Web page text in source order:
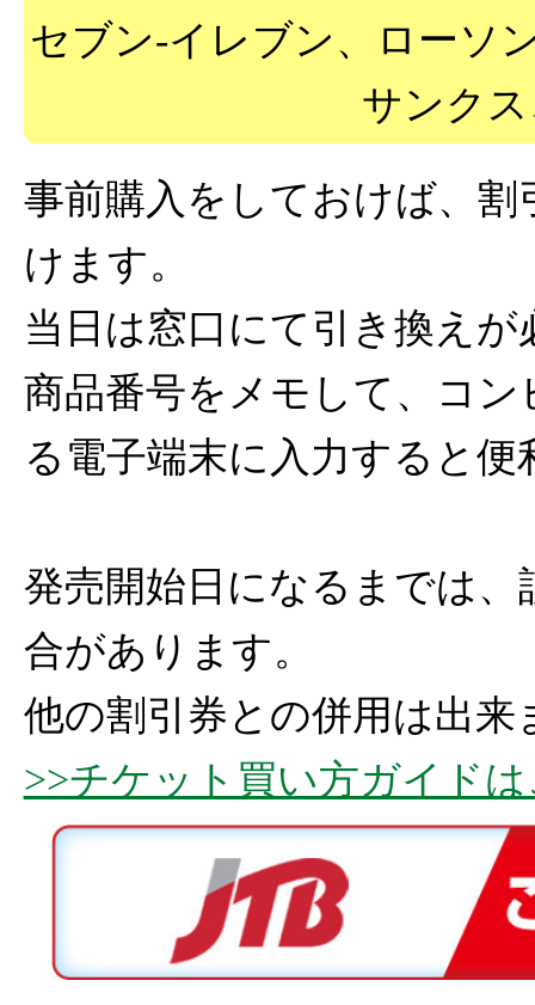
セブン-イレブン、ローソ
サンク
事前購入をしておけば、
けます。
当日は窓口にて引き換えが
商品番号をメモして、コ
る電子端末に入力すると便
発売開始日になるまでは
合があります。
他の割引券との併用は出来
>>チケット買い方ガイド